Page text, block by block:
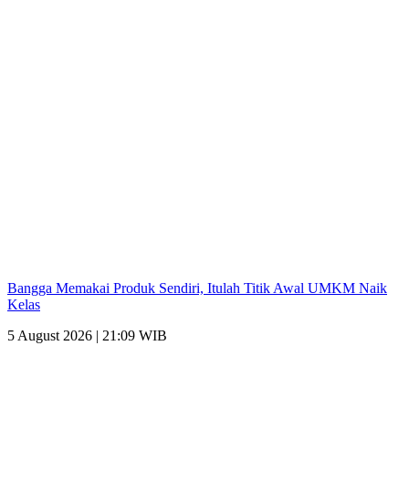
Bangga Memakai Produk Sendiri, Itulah Titik Awal UMKM Naik
Kelas
5 August 2026 | 21:09 WIB